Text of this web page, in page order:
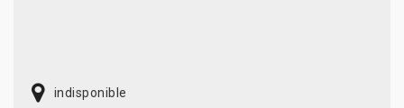
indisponible